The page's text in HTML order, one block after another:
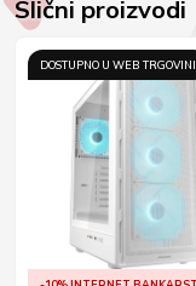
Slični proizvodi
DOSTUPNO U WEB TRGOVINI